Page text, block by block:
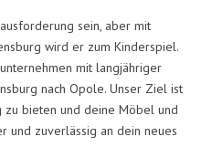
sein, aber mit
wird er zum Kinderspiel.
mit langjähriger
nach Opole. Unser Ziel ist
zu bieten und deine Möbel und
und zuverlässig an dein neues